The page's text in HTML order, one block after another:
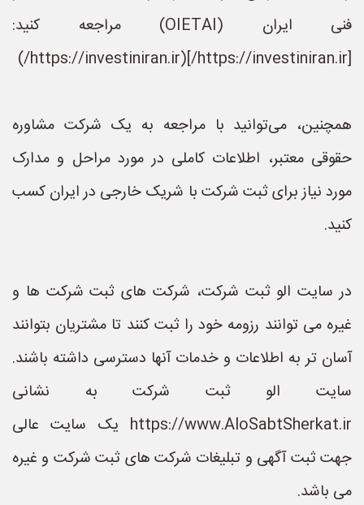
فنی ایران (OIETAI) مراجعه کنید:
[https://investiniran.ir/](https://investiniran.ir/)
همچنین، می‌توانید با مراجعه به یک شرکت مشاوره
حقوقی معتبر، اطلاعات کاملی در مورد مراحل و مدارک
مورد نیاز برای ثبت شرکت با شریک خارجی در ایران کسب
کنید.
در سایت الو ثبت شرکت، شرکت های ثبت شرکت ها و
غیره می توانند رزومه خود را ثبت کنند تا مشتریان بتوانند
آسان تر به اطلاعات و خدمات آنها دسترسی داشته باشند.
سایت الو ثبت شرکت به نشانی
https://www.AloSabtSherkat.ir یک سایت عالی
جهت ثبت آگهی و تبلیغات شرکت های ثبت شرکت و غیره
می باشد.